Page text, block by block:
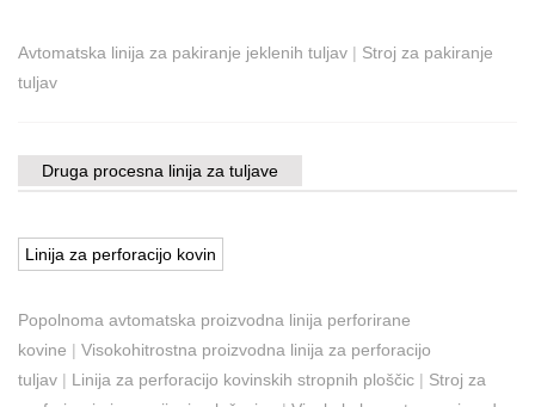
Avtomatska linija za pakiranje jeklenih tuljav | Stroj za pakiranje
tuljav
Druga procesna linija za tuljave
Linija za perforacijo kovin
Popolnoma avtomatska proizvodna linija perforirane
kovine | Visokohitrostna proizvodna linija za perforacijo
tuljav | Linija za perforacijo kovinskih stropnih ploščic | Stroj za